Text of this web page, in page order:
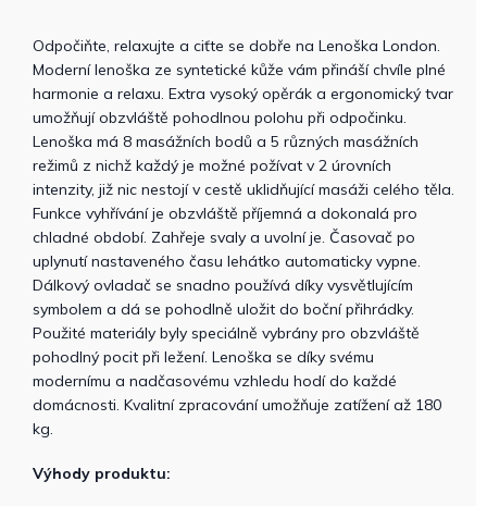
Odpočiňte, relaxujte a ciťte se dobře na Lenoška London.
Moderní lenoška ze syntetické kůže vám přináší chvíle plné
harmonie a relaxu. Extra vysoký opěrák a ergonomický tvar
umožňují obzvláště pohodlnou polohu při odpočinku.
Lenoška má 8 masážních bodů a 5 různých masážních
režimů z nichž každý je možné požívat v 2 úrovních
intenzity, již nic nestojí v cestě uklidňující masáži celého těla.
Funkce vyhřívání je obzvláště příjemná a dokonalá pro
chladné období. Zahřeje svaly a uvolní je. Časovač po
uplynutí nastaveného času lehátko automaticky vypne.
Dálkový ovladač se snadno používá díky vysvětlujícím
symbolem a dá se pohodlně uložit do boční přihrádky.
Použité materiály byly speciálně vybrány pro obzvláště
pohodlný pocit při ležení. Lenoška se díky svému
modernímu a nadčasovému vzhledu hodí do každé
domácnosti. Kvalitní zpracování umožňuje zatížení až 180
kg.
Výhody produktu: